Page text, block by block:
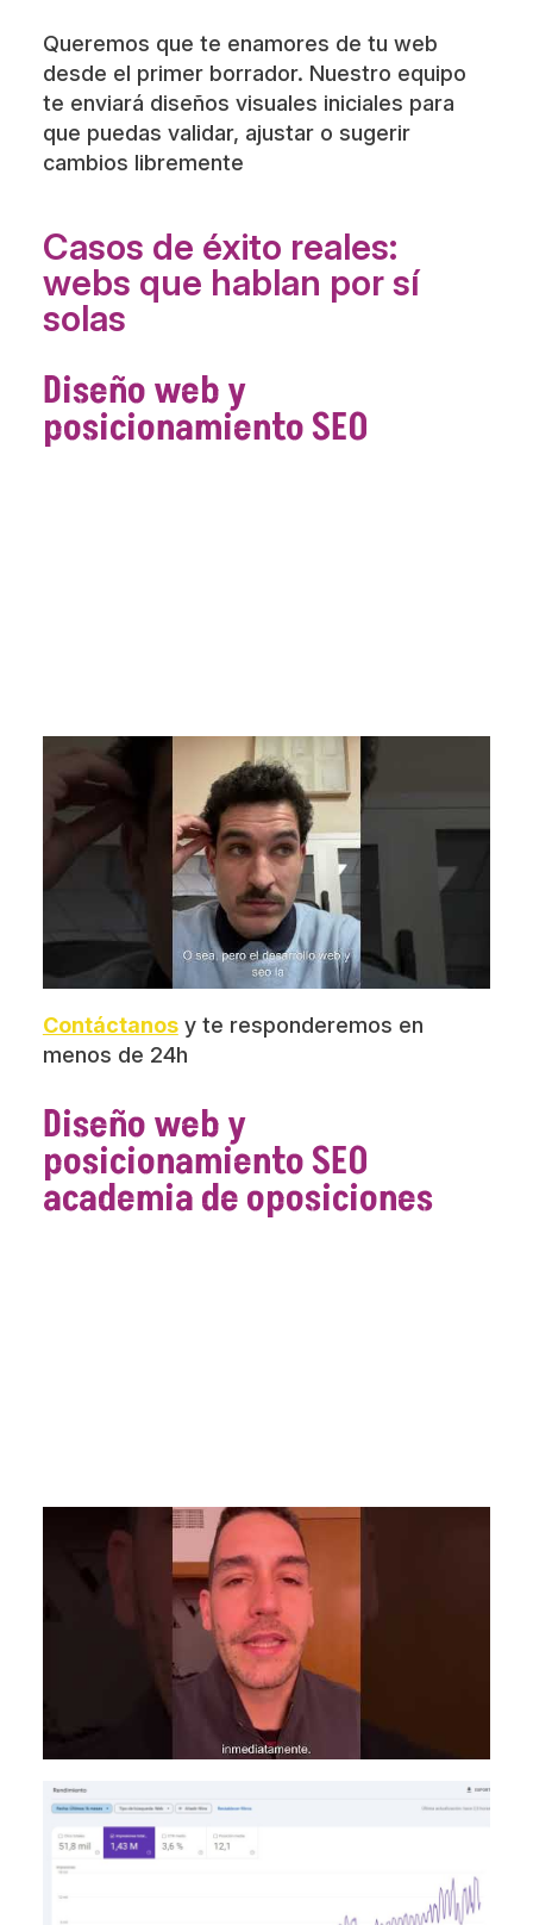
Queremos que te enamores de tu web
desde el primer borrador. Nuestro equipo
te enviará diseños visuales iniciales para
que puedas validar, ajustar o sugerir
cambios libremente
Casos de éxito reales:
webs que hablan por sí
solas
Diseño web y
posicionamiento SEO
Contáctanosy te responderemos en
menos de 24h
Diseño web y
posicionamiento SEO
academia de oposiciones